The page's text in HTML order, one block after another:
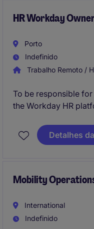
HR Workday
Porto
Indefinido
Trabalho Remoto /
To be responsible
the Workday HR
Ensuring continuous
HR processes.
Detalhes
Mobility
International
Indefinido